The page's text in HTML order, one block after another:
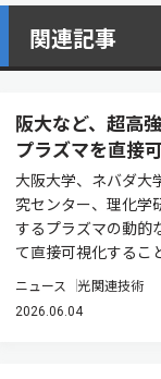
関連記事
阪大など、超高
プラズマを直接
大阪大学、ネバダ大
究センター、理化学
するプラズマの動的
て直接可視化する
ニュース 光関連技術
2026.06.04